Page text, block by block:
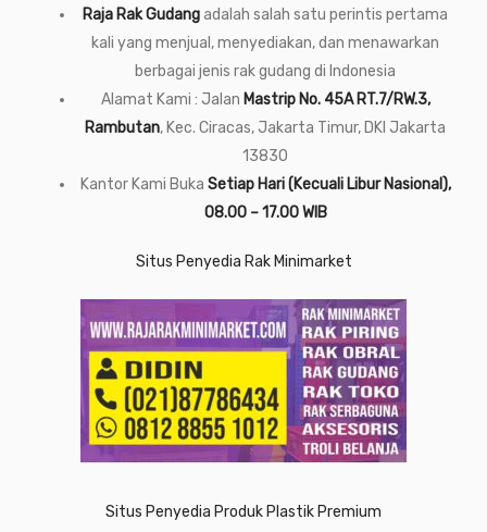
Raja Rak Gudangadalah salah satu perintis pertama
kali yang menjual, menyediakan, dan menawarkan
berbagai jenis rak gudang di Indonesia
Alamat Kami : Jalan Mastrip No. 45A RT.7/RW.3,
Rambutan, Kec. Ciracas, Jakarta Timur, DKI Jakarta
13830
Kantor Kami Buka Setiap Hari (Kecuali Libur Nasional),
08.00 – 17.00 WIB
Situs Penyedia Rak Minimarket
Situs Penyedia Produk Plastik Premium